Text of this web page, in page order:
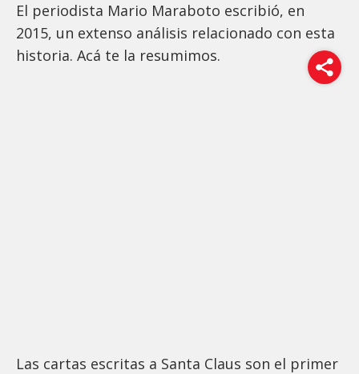
El periodista Mario Maraboto escribió, en
2015, un extenso análisis relacionado con esta
historia. Acá te la resumimos.
Las cartas escritas a Santa Claus son el primer